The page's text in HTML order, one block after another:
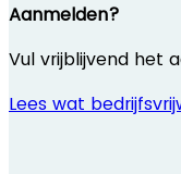
Aanmelden?
Vul vrijblijvend het
Lees wat